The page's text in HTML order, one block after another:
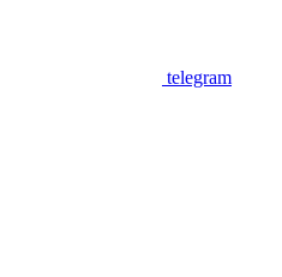
telegram